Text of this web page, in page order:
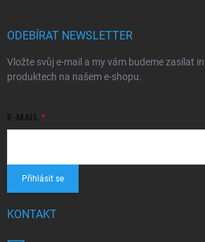
ODEBÍRAT NEWSLETTER
Vložte svůj e-mail a my vám budeme zasílat
produktech na našem e-shopu.
E-MAIL
Přihlásit se
KONTAKT